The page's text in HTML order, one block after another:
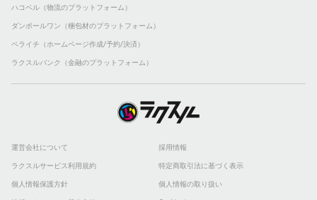
ハコベル（物流のプラットフォーム）
ダンボールワン（梱包材のプラットフォーム）
ペライチ（ホームページ作成/予約/決済）
ラクスルバンク（金融のプラットフォーム）
運営会社について 採用情報
ラクスルサービス利用規約 特定商取引法に基づく表示
個人情報保護方針 個人情報の取り扱い